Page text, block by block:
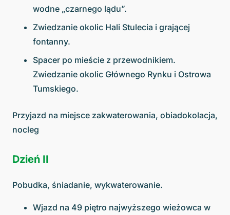
wodne „czarnego lądu”.
Zwiedzanie okolic Hali Stulecia i grającej
fontanny.
Spacer po mieście z przewodnikiem.
Zwiedzanie okolic Głównego Rynku i Ostrowa
Tumskiego.
Przyjazd na miejsce zakwaterowania, obiadokolacja,
nocleg
Dzień II
Pobudka, śniadanie, wykwaterowanie.
Wjazd na 49 piętro najwyższego wieżowca w